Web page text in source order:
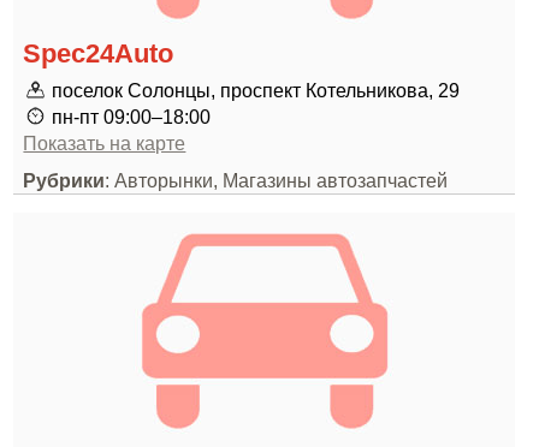
Spec24Auto
поселок Солонцы, проспект Котельникова, 29
пн-пт 09:00–18:00
Показать на карте
Рубрики: Авторынки, Магазины автозапчастей